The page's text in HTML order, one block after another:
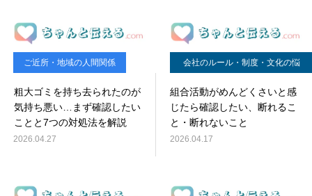
ご近所・地域の人間関係
粗大ゴミを持ち去られたのが
気持ち悪い…まず確認したい
ことと7つの対処法を解説
2026.04.27
会社のルール・制度・文化の悩
組合活動がめんどくさいと感
じたら確認したい、断れるこ
と・断れないこと
2026.04.17